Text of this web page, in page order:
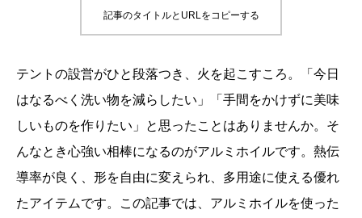
記事のタイトルとURLをコピーする
テントの設営がひと段落つき、火を起こすころ。「今日
はなるべく洗い物を減らしたい」「手間をかけずに美味
しいものを作りたい」と思ったことはありませんか。そ
んなとき心強い相棒になるのがアルミホイルです。熱伝
導率が良く、形を自由に変えられ、多用途に使える優れ
たアイテムです。この記事では、アルミホイルを使った